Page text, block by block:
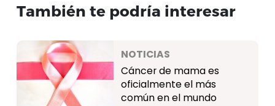
También te podría interesar
NOTICIAS
Cáncer de mama es
oficialmente el más
común en el mundo